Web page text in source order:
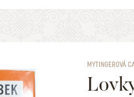
MYTINGEROVÁ